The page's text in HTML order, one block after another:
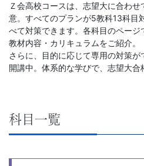
サ
イ
ト。
Ｚ会高校コースは、志望大に合わ
意。すべてのプランが5教科13科目
べて対策できます。各科目のペー
教材内容・カリキュラムをご紹介。
さらに、目的に応じて専用の対策
開講中。体系的な学びで、志望大合
科目一覧